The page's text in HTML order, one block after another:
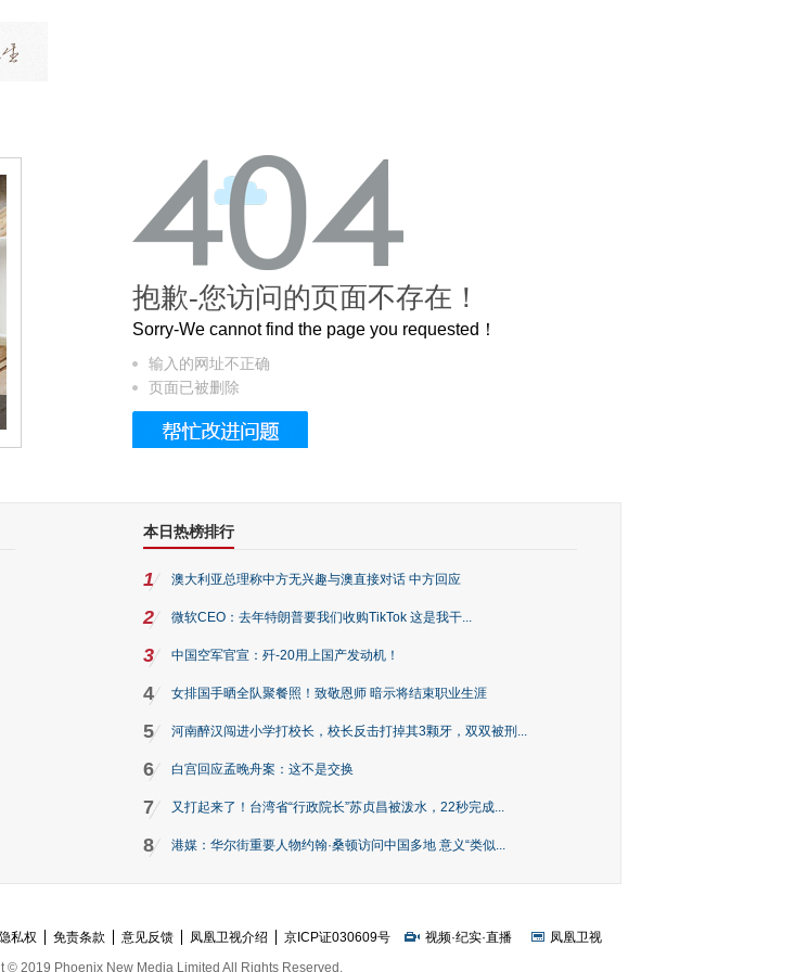
被列入佛家七宝的它到底有多美？
抱歉-您访问的页面不存在！
Sorry-We cannot find the page you requested！
输入的网址不正确
页面已被删除
本日热榜排行
1 澳大利亚总理称中方无兴趣与澳直接对话 中方回应
2 微软CEO：去年特朗普要我们收购TikTok 这是我干...
3 中国空军官宣：歼-20用上国产发动机！
4 女排国手晒全队聚餐照！致敬恩师 暗示将结束职业生涯
5 河南醉汉闯进小学打校长，校长反击打掉其3颗牙，双双被刑...
6 白宫回应孟晚舟案：这不是交换
7 又打起来了！台湾省“行政院长”苏贞昌被泼水，22秒完成...
8 港媒：华尔街重要人物约翰·桑顿访问中国多地 意义“类似...
私权 免责条款 意见反馈 凤凰卫视介绍 京ICP证030609号 视频·纪实·直播
凤凰卫视
© 2019 Phoenix New Media Limited All Rights Reserved.